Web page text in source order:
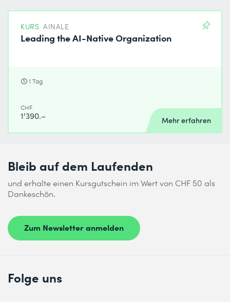
KURS AINALE
Leading the AI-Native Organization
1 Tag
CHF
1'390.– Mehr erfahren
Bleib auf dem Laufenden
und erhalte einen Kursgutschein im Wert von CHF 50 als
Dankeschön.
Zum Newsletter anmelden
Folge uns